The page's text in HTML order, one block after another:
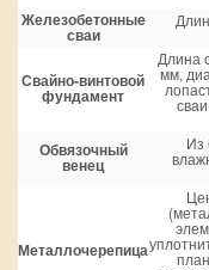
Железобетонные
сваи
Свайно-винтовой
фундамент
Длина
мм,
Обвязочный
венец
Из
Металлочерепица